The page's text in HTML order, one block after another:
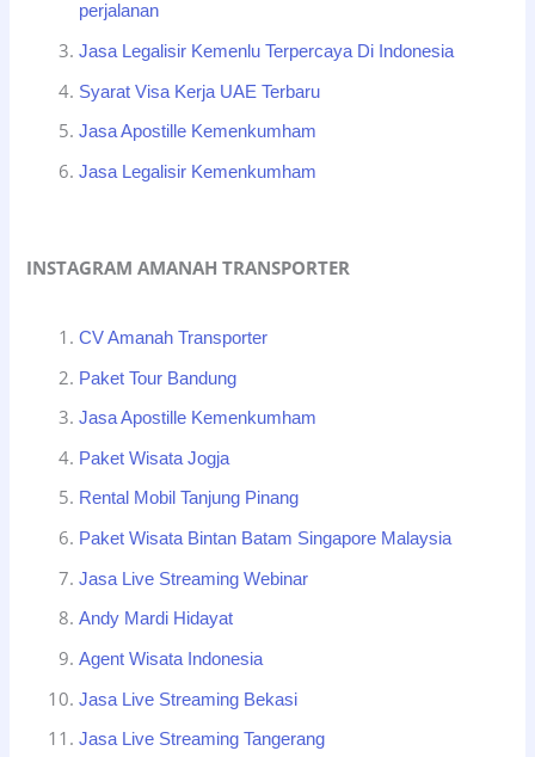
perjalanan
Jasa Legalisir Kemenlu Terpercaya Di Indonesia
Syarat Visa Kerja UAE Terbaru
Jasa Apostille Kemenkumham
Jasa Legalisir Kemenkumham
INSTAGRAM AMANAH TRANSPORTER
CV Amanah Transporter
Paket Tour Bandung
Jasa Apostille Kemenkumham
Paket Wisata Jogja
Rental Mobil Tanjung Pinang
Paket Wisata Bintan Batam Singapore Malaysia
Jasa Live Streaming Webinar
Andy Mardi Hidayat
Agent Wisata Indonesia
Jasa Live Streaming Bekasi
Jasa Live Streaming Tangerang